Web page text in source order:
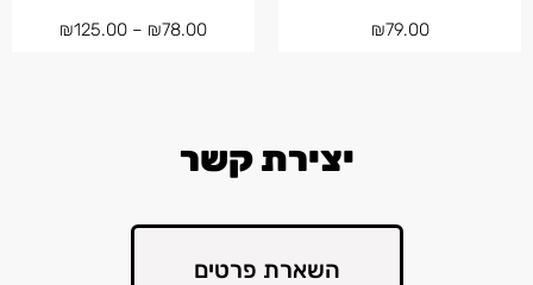
₪79.00
₪78.00
–
₪125.00
יצירת קשר
השארת פרטים